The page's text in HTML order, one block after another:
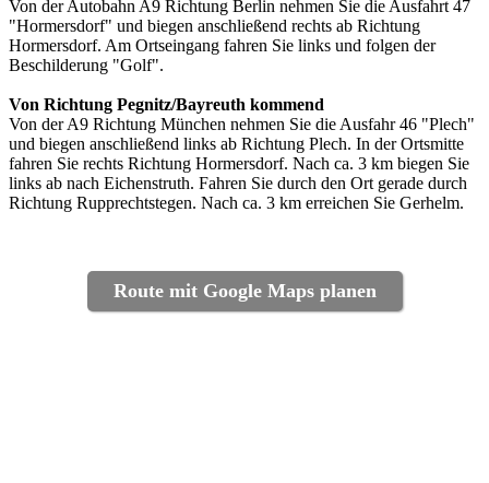
Von der Autobahn A9 Richtung Berlin nehmen Sie die Ausfahrt 47
"Hormersdorf" und biegen anschließend rechts ab Richtung
Hormersdorf. Am Ortseingang fahren Sie links und folgen der
Beschilderung "Golf".
Von Richtung Pegnitz/Bayreuth kommend
Von der A9 Richtung München nehmen Sie die Ausfahr 46 "Plech"
und biegen anschließend links ab Richtung Plech. In der Ortsmitte
fahren Sie rechts Richtung Hormersdorf. Nach ca. 3 km biegen Sie
links ab nach Eichenstruth. Fahren Sie durch den Ort gerade durch
Richtung Rupprechtstegen. Nach ca. 3 km erreichen Sie Gerhelm.
Route mit Google Maps planen